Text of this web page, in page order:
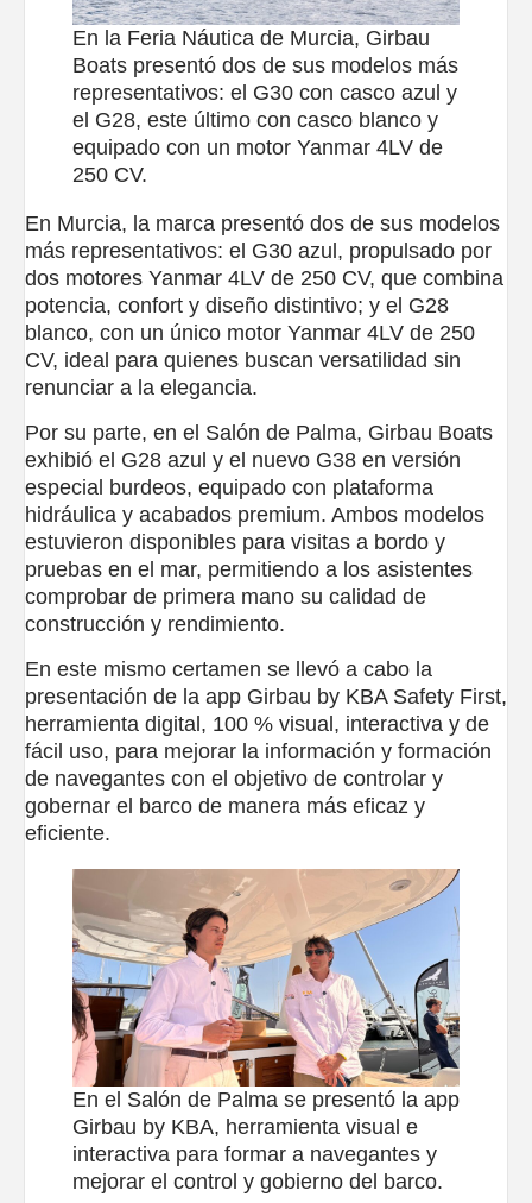
En la Feria Náutica de Murcia, Girbau
Boats presentó dos de sus modelos más
representativos: el G30 con casco azul y
el G28, este último con casco blanco y
equipado con un motor Yanmar 4LV de
250 CV.
En Murcia, la marca presentó dos de sus modelos
más representativos: el G30 azul, propulsado por
dos motores Yanmar 4LV de 250 CV, que combina
potencia, confort y diseño distintivo; y el G28
blanco, con un único motor Yanmar 4LV de 250
CV, ideal para quienes buscan versatilidad sin
renunciar a la elegancia.
Por su parte, en el Salón de Palma, Girbau Boats
exhibió el G28 azul y el nuevo G38 en versión
especial burdeos, equipado con plataforma
hidráulica y acabados premium. Ambos modelos
estuvieron disponibles para visitas a bordo y
pruebas en el mar, permitiendo a los asistentes
comprobar de primera mano su calidad de
construcción y rendimiento.
En este mismo certamen se llevó a cabo la
presentación de la app Girbau by KBA Safety First,
herramienta digital, 100 % visual, interactiva y de
fácil uso, para mejorar la información y formación
de navegantes con el objetivo de controlar y
gobernar el barco de manera más eficaz y
eficiente.
En el Salón de Palma se presentó la app
Girbau by KBA, herramienta visual e
interactiva para formar a navegantes y
mejorar el control y gobierno del barco.